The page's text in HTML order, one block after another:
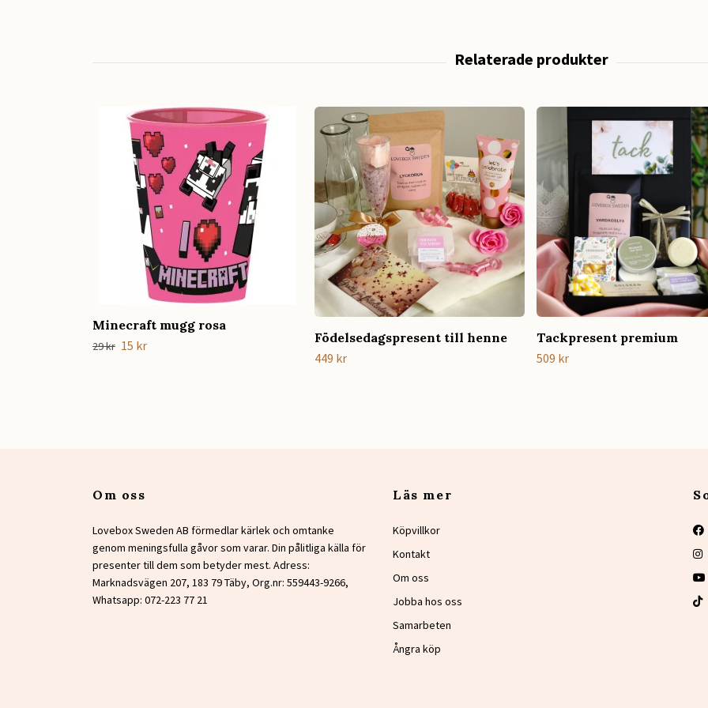
Minecraft mugg rosa
29 kr 15 kr
Födelsedagspresent till henne
449 kr
Tackpresent premium
509 kr
Om oss
Lovebox Sweden AB förmedlar kärlek och omtanke
genom meningsfulla gåvor som varar. Din pålitliga källa för
presenter till dem som betyder mest. Adress:
Marknadsvägen 207, 183 79 Täby, Org.nr: 559443-9266,
Whatsapp: 072-223 77 21
Läs mer
Köpvillkor
Kontakt
Om oss
Jobba hos oss
Samarbeten
Ångra köp